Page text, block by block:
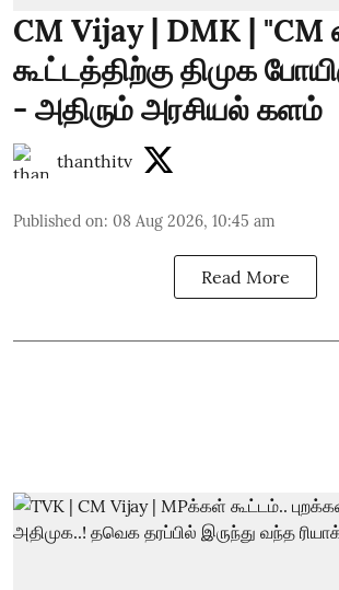
CM Vijay | DMK | "CM
கூட்டத்திற்கு திமுக
- அதிரும் அரசியல் களம்
thanthitv
Published on: 08 Aug 2026, 10:45 am
Read More